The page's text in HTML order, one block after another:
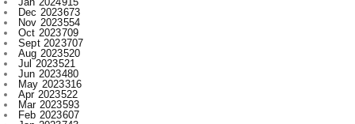
Aug 2023520
Jul 2023521
Jun 2023480
May 2023316
Apr 2023522
Mar 2023593
Feb 2023607
Jan 2023743
Dec 2022730
Nov 2022715
Oct 2022545
Sept 2022619